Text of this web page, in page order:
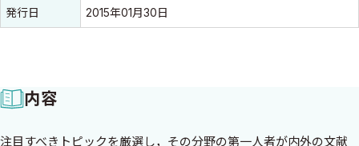
発行日 2015年01月30日
内容
注目すべきトピックを厳選し，その分野の第一人者が内外の文献